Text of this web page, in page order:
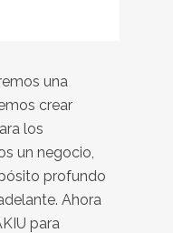
una
crear
los
un negocio,
profundo
Ahora
para